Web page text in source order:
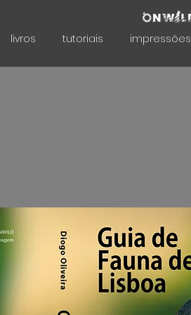
livros tutoriais impressões